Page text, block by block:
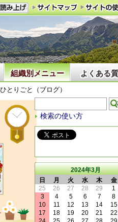
組織別メニュー よくある
とりごと（ブログ）
検索の使い方
2024年3月
日
月 火 水 木 金
25
26 27 28 29 1
3
4 5 6 7 8
10
11 12 13 14 15
17
18 19 20 21 22